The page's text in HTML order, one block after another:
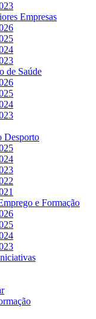
Empresas
de Saúde
Desporto
e Formação